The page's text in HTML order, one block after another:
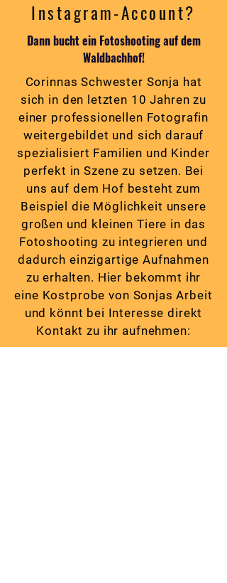
Instagram-Account?
Dann bucht ein Fotoshooting auf dem
Waldbachhof!
Corinnas Schwester Sonja hat
sich in den letzten 10 Jahren zu
einer professionellen Fotografin
weitergebildet und sich darauf
spezialisiert Familien und Kinder
perfekt in Szene zu setzen. Bei
uns auf dem Hof besteht zum
Beispiel die Möglichkeit unsere
großen und kleinen Tiere in das
Fotoshooting zu integrieren und
dadurch einzigartige Aufnahmen
zu erhalten. Hier bekommt ihr
eine Kostprobe von Sonjas Arbeit
und könnt bei Interesse direkt
Kontakt zu ihr aufnehmen: